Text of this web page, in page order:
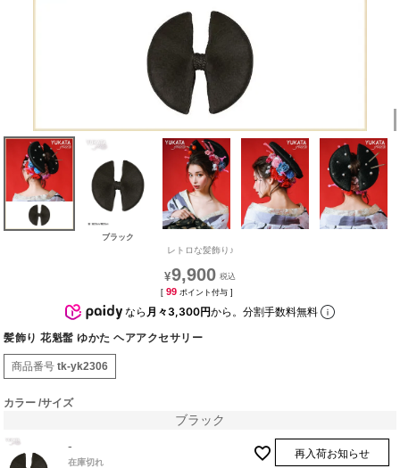
ブラック
レトロな髪飾り♪
¥9,900
[ 99 ポイント付与 ]
なら 月々3,300円から。分割手数料無料
髪飾り 花魁髷 ゆかた ヘアアクセサリー
商品番号 tk-yk2306
カラー サイズ
ブラック
-
在庫切れ
再入荷お知らせ